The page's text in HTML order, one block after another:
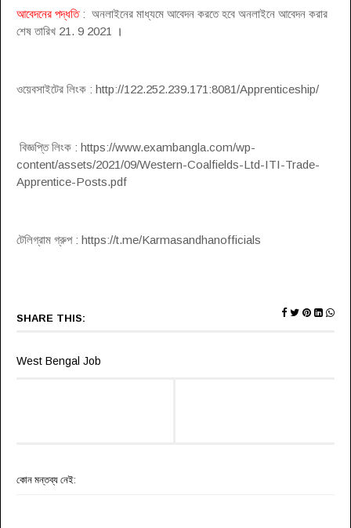
আবেদনের পদ্ধতি: অনলাইনের মাধ্যমে আবেদন করতে হবে অনলাইনে আবেদন করার
শেষ তারিখ 21. 9 2021
।
ওয়েবসাইটের লিংক : http://122.252.239.171:8081/Apprenticeship/
বিজ্ঞপ্তি লিংক : https://www.exambangla.com/wp-
content/assets/2021/09/Western-Coalfields-Ltd-ITI-Trade-
Apprentice-Posts.pdf
টেলিগ্রাম গ্রুপ : https://t.me/Karmasandhanofficials
SHARE THIS:
West Bengal Job
কোন মন্তব্য নেই: